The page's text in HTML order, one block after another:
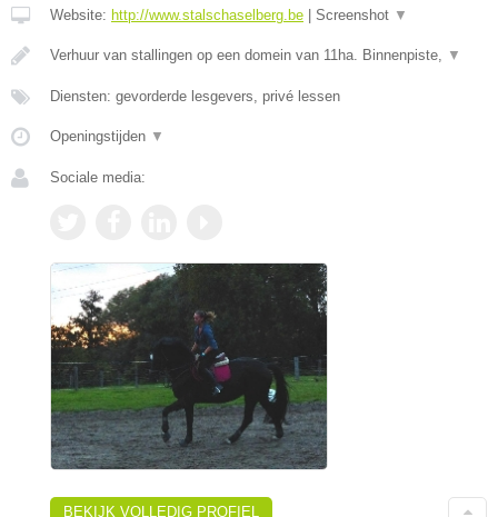
Website: http://www.stalschaselberg.be | Screenshot ▼
Verhuur van stallingen op een domein van 11ha. Binnenpiste, ▼
Diensten: gevorderde lesgevers, privé lessen
Openingstijden ▼
Sociale media:
BEKIJK VOLLEDIG PROFIEL